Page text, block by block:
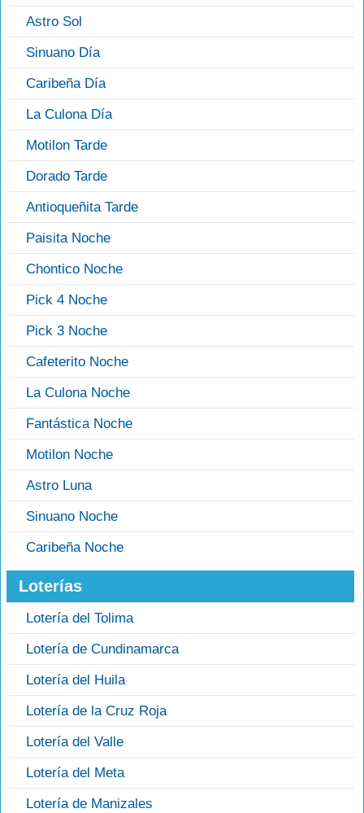
Astro Sol
Sinuano Día
Caribeña Día
La Culona Día
Motilon Tarde
Dorado Tarde
Antioqueñita Tarde
Paisita Noche
Chontico Noche
Pick 4 Noche
Pick 3 Noche
Cafeterito Noche
La Culona Noche
Fantástica Noche
Motilon Noche
Astro Luna
Sinuano Noche
Caribeña Noche
Loterías
Lotería del Tolima
Lotería de Cundinamarca
Lotería del Huila
Lotería de la Cruz Roja
Lotería del Valle
Lotería del Meta
Lotería de Manizales